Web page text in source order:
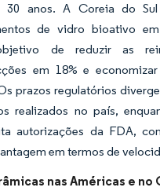
anos. A Coreia do
de vidro bioativo
de reduzir as
em 18% e
prazos regulatórios
realizados no país,
autorizações da FDA,
em termos de
nas Américas e no